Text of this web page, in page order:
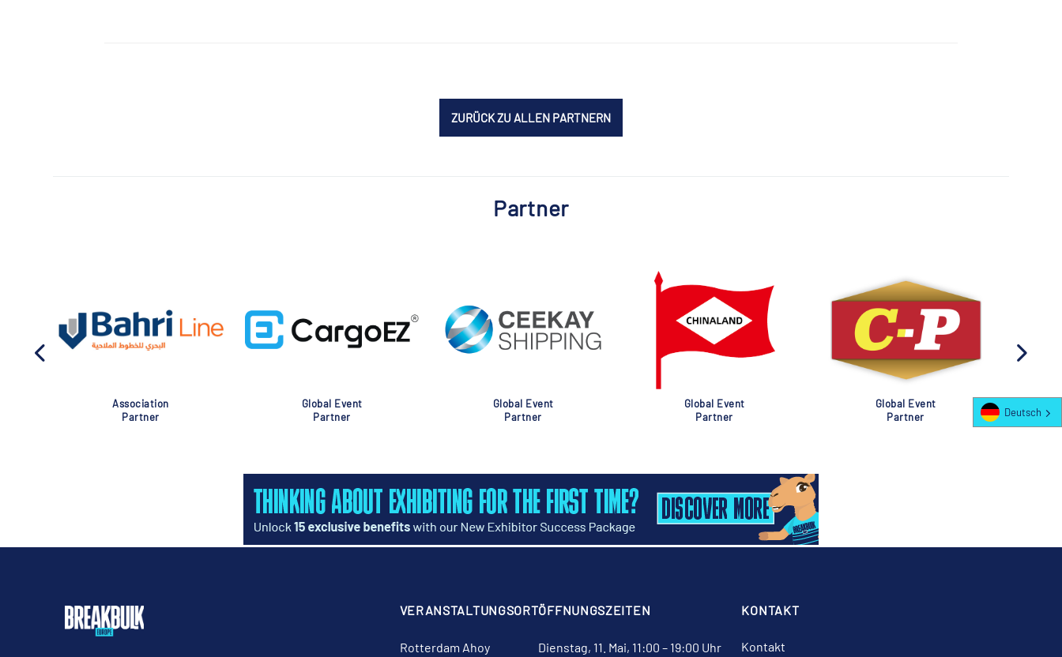
ZURÜCK ZU ALLEN PARTNERN
Partner
Association
Partner
Global Event
Partner
Global Event
Partner
Global Event
Partner
Global Event
Partner
VERANSTALTUNGSORT
Rotterdam Ahoy
ÖFFNUNGSZEITEN
Dienstag, 11. Mai, 11:00 – 19:00 Uhr
KONTAKT
Kontakt
Deutsch